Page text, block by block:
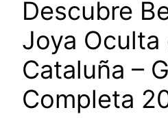
Descubre
Joya Oculta
Cataluña –
Completa